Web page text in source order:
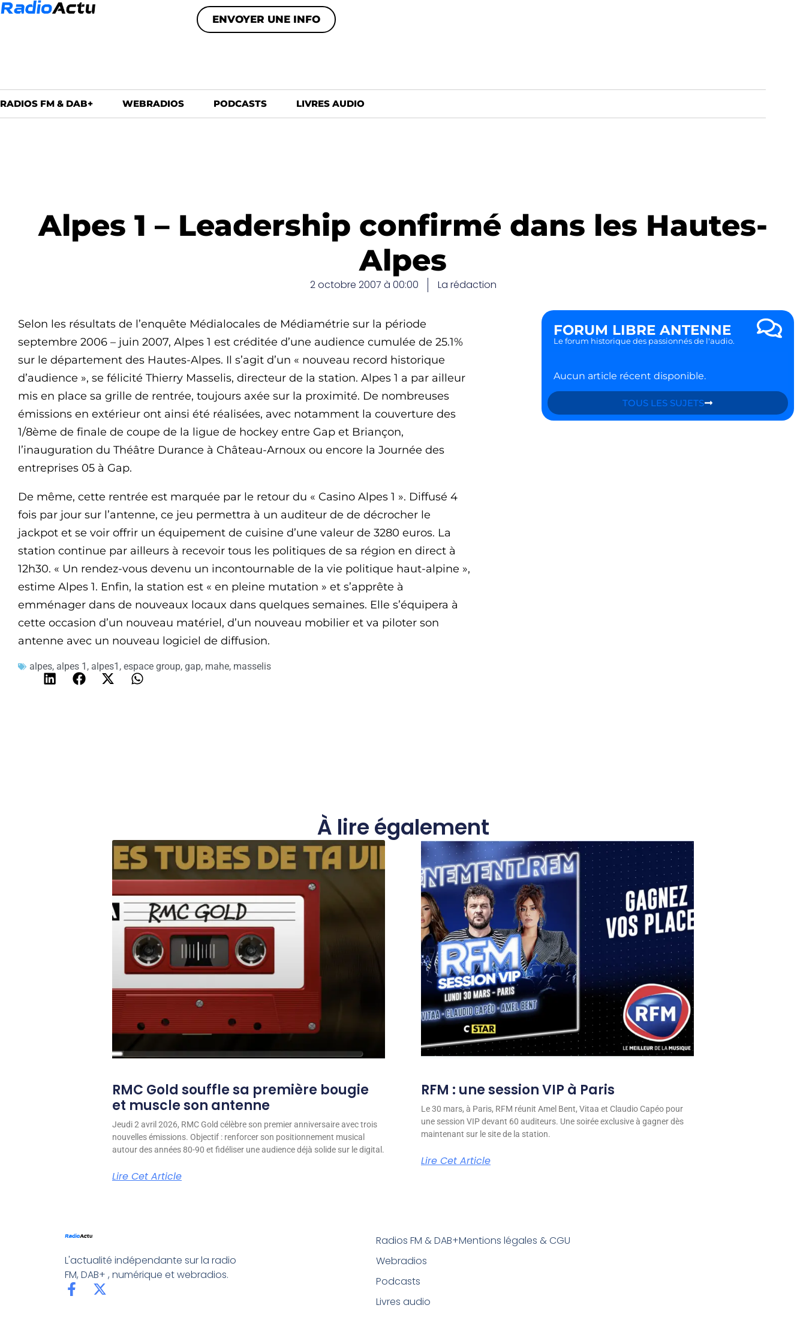
ENVOYER UNE INFO
RADIOS FM & DAB+ WEBRADIOS PODCASTS LIVRES AUDIO
Alpes 1 – Leadership confirmé dans les Hautes-
Alpes
2 octobre 2007 à 00:00 La rédaction
Selon les résultats de l’enquête Médialocales de Médiamétrie sur la période
septembre 2006 – juin 2007, Alpes 1 est créditée d’une audience cumulée de 25.1%
sur le département des Hautes-Alpes. Il s’agit d’un « nouveau record historique
d’audience », se félicité Thierry Masselis, directeur de la station. Alpes 1 a par ailleur
mis en place sa grille de rentrée, toujours axée sur la proximité. De nombreuses
émissions en extérieur ont ainsi été réalisées, avec notamment la couverture des
1/8ème de finale de coupe de la ligue de hockey entre Gap et Briançon,
l’inauguration du Théâtre Durance à Château-Arnoux ou encore la Journée des
entreprises 05 à Gap.
De même, cette rentrée est marquée par le retour du « Casino Alpes 1 ». Diffusé 4
fois par jour sur l’antenne, ce jeu permettra à un auditeur de de décrocher le
jackpot et se voir offrir un équipement de cuisine d’une valeur de 3280 euros. La
station continue par ailleurs à recevoir tous les politiques de sa région en direct à
12h30. « Un rendez-vous devenu un incontournable de la vie politique haut-alpine »,
estime Alpes 1. Enfin, la station est « en pleine mutation » et s’apprête à
emménager dans de nouveaux locaux dans quelques semaines. Elle s’équipera à
cette occasion d’un nouveau matériel, d’un nouveau mobilier et va piloter son
antenne avec un nouveau logiciel de diffusion.
alpes, alpes 1 , alpes1 , espace group, gap, mahe, masselis
FORUM LIBRE ANTENNE
Le forum historique des passionnés de l'audio.
Aucun article récent disponible.
TOUS LES SUJETS
À lire également
RMC Gold souffle sa première bougie
et muscle son antenne
Jeudi 2 avril 2026, RMC Gold célèbre son premier anniversaire avec trois
nouvelles émissions. Objectif : renforcer son positionnement musical
autour des années 80-90 et fidéliser une audience déjà solide sur le digital.
Lire Cet Article
RFM : une session VIP à Paris
Le 30 mars, à Paris, RFM réunit Amel Bent, Vitaa et Claudio Capéo pour
une session VIP devant 60 auditeurs. Une soirée exclusive à gagner dès
maintenant sur le site de la station.
Lire Cet Article
L'actualité indépendante sur la radio
FM, DAB+ , numérique et webradios.
Radios FM & DAB+
Webradios
Podcasts
Livres audio
Mentions légales & CGU